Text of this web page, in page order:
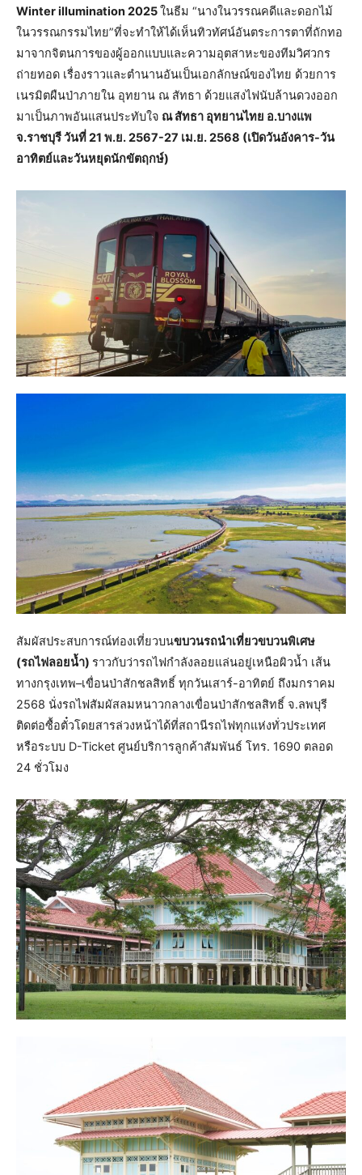
Winter illumination 2025ในธีม “นางในวรรณคดีและดอกไม้
ในวรรณกรรมไทย”ที่จะทำให้ได้เห็นทิวทัศน์อันตระการตาที่ถักทอ
มาจากจิตนการของผู้ออกแบบและความอุตสาหะของทีมวิศวกร
ถ่ายทอด เรื่องราวและตำนานอันเป็นเอกลักษณ์ของไทย ด้วยการ
เนรมิตผืนป่าภายใน อุทยาน ณ สัทธา ด้วยแสงไฟนับล้านดวงออก
มาเป็นภาพอันแสนประทับใจ ณ สัทธา อุทยานไทย อ.บางแพ
จ.ราชบุรี วันที่ 21 พ.ย. 2567-27 เม.ย. 2568 (เปิดวันอังคาร-วัน
อาทิตย์และวันหยุดนักขัตฤกษ์)
สัมผัสประสบการณ์ท่องเที่ยวบนขบวนรถนำเที่ยวขบวนพิเศษ
(รถไฟลอยน้ำ) ราวกับว่ารถไฟกำลังลอยแล่นอยู่เหนือผิวน้ำ เส้น
ทางกรุงเทพ–เขื่อนป่าสักชลสิทธิ์ ทุกวันเสาร์-อาทิตย์ ถึงมกราคม
2568 นั่งรถไฟสัมผัสลมหนาวกลางเขื่อนป่าสักชลสิทธิ์ จ.ลพบุรี
ติดต่อซื้อตั๋วโดยสารล่วงหน้าได้ที่สถานีรถไฟทุกแห่งทั่วประเทศ
หรือระบบ D-Ticket ศูนย์บริการลูกค้าสัมพันธ์ โทร. 1690 ตลอด
24 ชั่วโมง